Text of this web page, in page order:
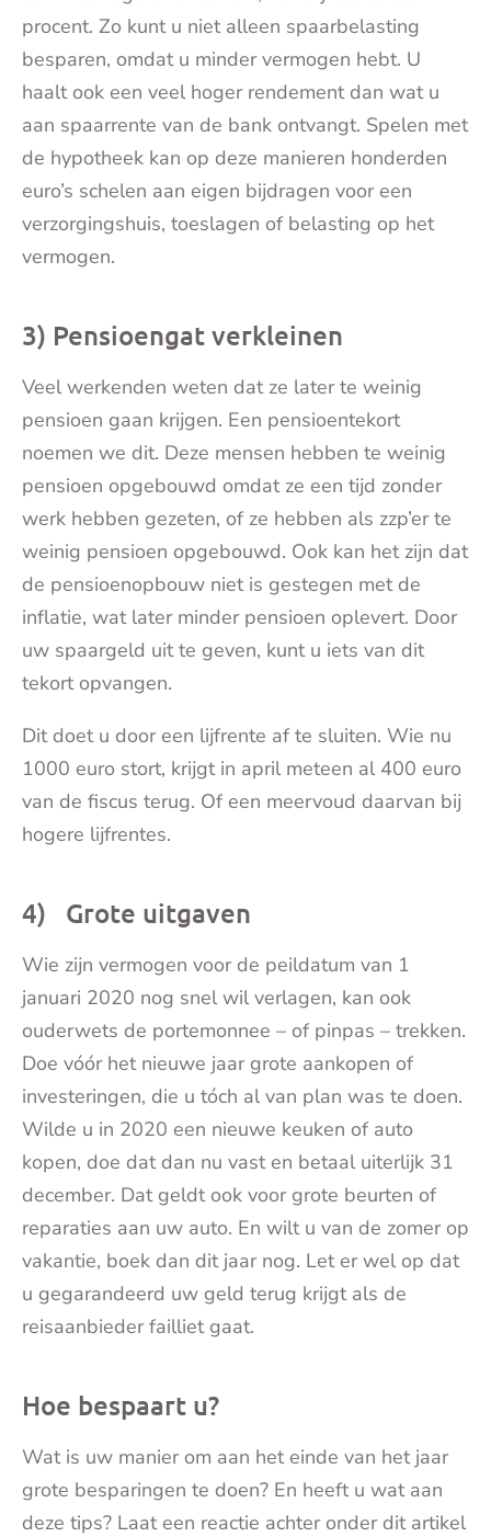
procent. Zo kunt u niet alleen spaarbelasting
besparen, omdat u minder vermogen hebt. U
haalt ook een veel hoger rendement dan wat u
aan spaarrente van de bank ontvangt. Spelen met
de hypotheek kan op deze manieren honderden
euro’s schelen aan eigen bijdragen voor een
verzorgingshuis, toeslagen of belasting op het
vermogen.
3) Pensioengat verkleinen
Veel werkenden weten dat ze later te weinig
pensioen gaan krijgen. Een pensioentekort
noemen we dit. Deze mensen hebben te weinig
pensioen opgebouwd omdat ze een tijd zonder
werk hebben gezeten, of ze hebben als zzp’er te
weinig pensioen opgebouwd. Ook kan het zijn dat
de pensioenopbouw niet is gestegen met de
inflatie, wat later minder pensioen oplevert. Door
uw spaargeld uit te geven, kunt u iets van dit
tekort opvangen.
Dit doet u door een lijfrente af te sluiten. Wie nu
1000 euro stort, krijgt in april meteen al 400 euro
van de fiscus terug. Of een meervoud daarvan bij
hogere lijfrentes.
4) Grote uitgaven
Wie zijn vermogen voor de peildatum van 1
januari 2020 nog snel wil verlagen, kan ook
ouderwets de portemonnee – of pinpas – trekken.
Doe vóór het nieuwe jaar grote aankopen of
investeringen, die u tóch al van plan was te doen.
Wilde u in 2020 een nieuwe keuken of auto
kopen, doe dat dan nu vast en betaal uiterlijk 31
december. Dat geldt ook voor grote beurten of
reparaties aan uw auto. En wilt u van de zomer op
vakantie, boek dan dit jaar nog. Let er wel op dat
u gegarandeerd uw geld terug krijgt als de
reisaanbieder failliet gaat.
Hoe bespaart u?
Wat is uw manier om aan het einde van het jaar
grote besparingen te doen? En heeft u wat aan
deze tips? Laat een reactie achter onder dit artikel